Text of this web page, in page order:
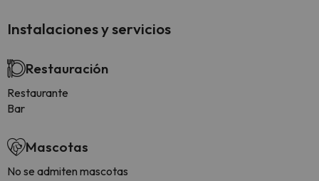
Instalaciones y servicios
Restauración
Restaurante
Bar
Mascotas
No se admiten mascotas